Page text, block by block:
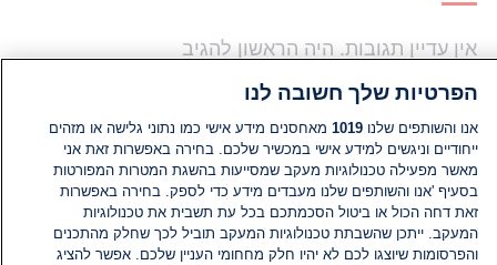
אין עדיין תגובות. היה הראשון להגיב
הוסף תגובה
הפרטיות שלך חשובה לנו
אנו והשותפים שלנו1019 מאחסנים מידע אישי כמו נתוני גלישה או מזהים
ייחודיים וניגשים למידע אישי במכשיר שלכם. בחירה באפשרות זאת אני
מאשר מפעילה טכנולוגיות מעקב שמסייעות בהשגת המטרות המפורטות
בסעיף 'אנו והשותפים שלנו מעבדים מידע כדי לספק. בחירה באפשרות
זאת דחה הכול או ביטול הסכמתכם בכל עת תשבית את טכנולוגיות
המעקב. ייתכן שהשבתת טכנולוגיות המעקב תוביל לכך שחלק מהתכנים
והפרסומות שיוצגו לכם לא יהיו חלק מחחומי העניין שלכם. אפשר להציג